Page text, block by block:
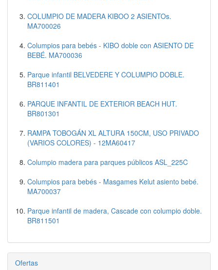
COLUMPIO DE MADERA KIBOO 2 ASIENTOs.
MA700026
Columpios para bebés - KIBO doble con ASIENTO DE
BEBÉ. MA700036
Parque infantil BELVEDERE Y COLUMPIO DOBLE.
BR811401
PARQUE INFANTIL DE EXTERIOR BEACH HUT.
BR801301
RAMPA TOBOGÁN XL ALTURA 150CM, USO PRIVADO
(VARIOS COLORES) - 12MA60417
Columpio madera para parques públicos ASL_225C
Columpios para bebés - Masgames Kelut asiento bebé.
MA700037
Parque infantil de madera, Cascade con columpio doble.
BR811501
Ofertas